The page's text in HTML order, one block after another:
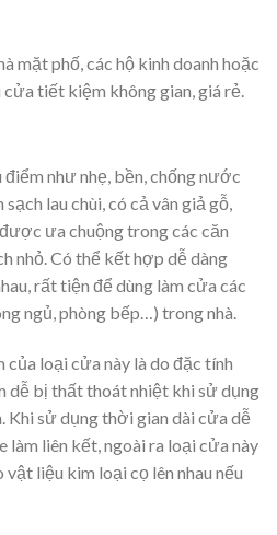
mặt phố, các hộ kinh doanh hoặc
tiết kiệm không gian, giá rẻ.
như nhẹ, bền, chống nước
lau chùi, có cả vân giả gỗ,
ưa chuộng trong các căn
nhỏ. Có thể kết hợp dễ dàng
rất tiện để dùng làm cửa các
ngủ, phòng bếp…) trong nhà.
loại cửa này là do đặc tính
dễ bị thất thoát nhiệt khi sử dụng
Khi sử dụng thời gian dài cửa dễ
làm liên kết, ngoài ra loại cửa này
liệu kim loại cọ lên nhau nếu